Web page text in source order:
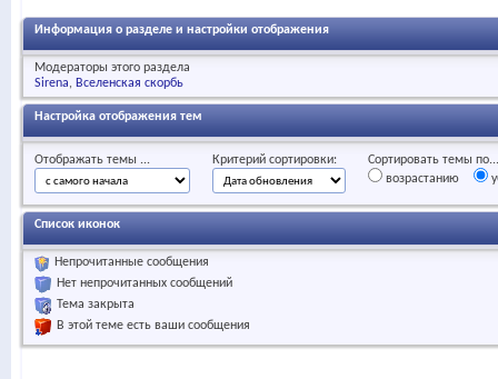
Информация о разделе и настройки отображения
Модераторы этого раздела
Sirena Вселенская скорбь
Настройка отображения тем
Отображать темы ... Критерий сортировки:
Сортировать темы по...
возрастанию
Список иконок
Непрочитанные сообщения
Нет непрочитанных сообщений
Тема закрыта
В этой теме есть ваши сообщения